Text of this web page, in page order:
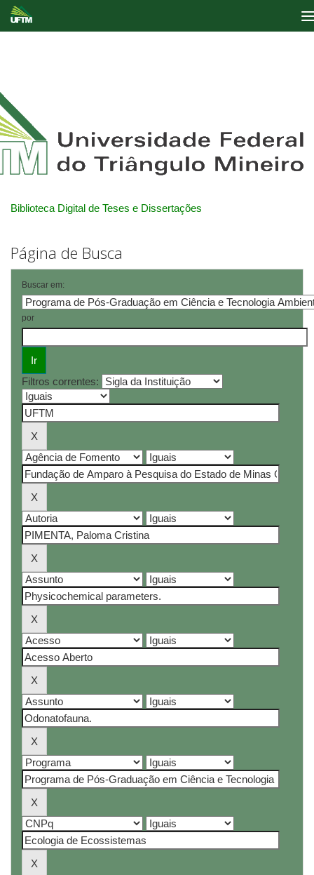
Biblioteca Digital de Teses e Dissertações
Página de Busca
Buscar em:
por
Filtros correntes: